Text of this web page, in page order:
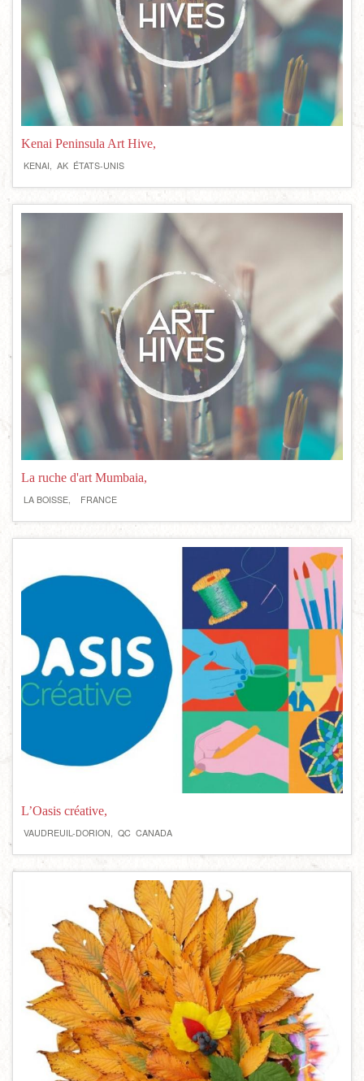
Kenai Peninsula Art Hive,
KENAI, AK ÉTATS-UNIS
La ruche d'art Mumbaia,
LA BOISSE, FRANCE
L’Oasis créative,
VAUDREUIL-DORION, QC CANADA